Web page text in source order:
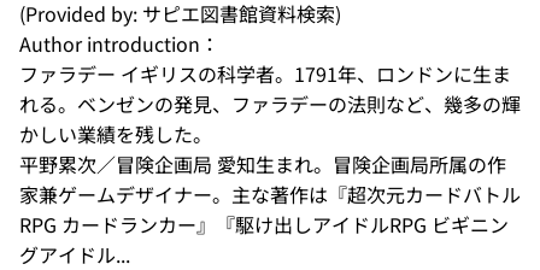
(Provided by: サピエ図書館資料検索)
Author introduction：
ファラデー イギリスの科学者。1791年、ロンドンに生ま
れる。ベンゼンの発見、ファラデーの法則など、幾多の輝
かしい業績を残した。
平野累次／冒険企画局 愛知生まれ。冒険企画局所属の作
家兼ゲームデザイナー。主な著作は『超次元カードバトル
RPG カードランカー』『駆け出しアイドルRPG ビギニン
グアイドル...